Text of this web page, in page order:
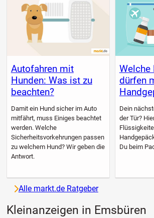
Autofahren mit
Hunden: Was ist zu
beachten?
Damit ein Hund sicher im Auto
mitfährt, muss Einiges beachtet
werden. Welche
Sicherheitsvorkehrungen passen
zu welchem Hund? Wir geben die
Antwort.
Welche
dürfen
Dein
der Tür?
Du beim
Alle markt.de Ratgeber
Kleinanzeigen in Emsbüren